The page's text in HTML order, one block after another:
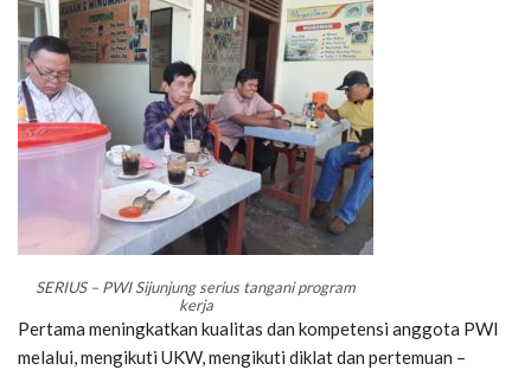
SERIUS – PWI Sijunjung serius tangani program
kerja
Pertama meningkatkan kualitas dan kompetensi anggota PWI
melalui, mengikuti UKW, mengikuti diklat dan pertemuan –